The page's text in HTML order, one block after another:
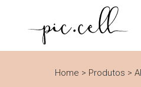
Home > Produtos >